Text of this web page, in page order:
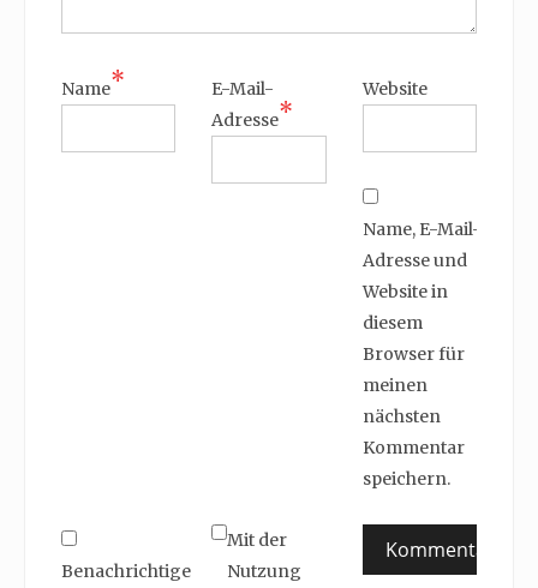
Name*
E-Mail-
Adresse*
Website
Name, E-Mail-
Adresse und
Website in
diesem
Browser für
meinen
nächsten
Kommentar
speichern.
Benachrichtige
Mit der
Nutzung